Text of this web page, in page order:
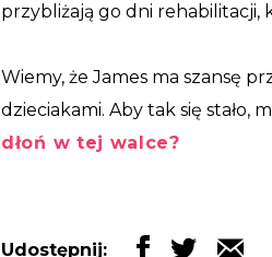
przybliżają go dni rehabilitacji,
Wiemy, że James ma szansę
dzieciakami. Aby tak się stało,
dłoń w tej walce?
Udostępnij: